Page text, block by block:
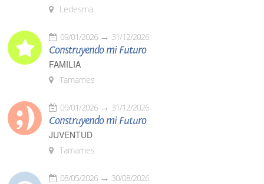
Ledesma
09/01/2026 31/12/2026
Construyendo mi Futuro
FAMILIA
Tamames
09/01/2026 31/12/2026
Construyendo mi Futuro
JUVENTUD
Tamames
08/05/2026 30/08/2026